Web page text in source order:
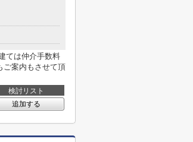
ては仲介手数料
ご案内もさせて頂
検討リスト
追加する